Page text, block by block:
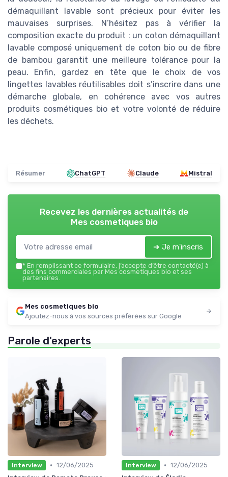
démaquillant lavable sont précieux pour éviter les
mauvaises surprises. N’hésitez pas à vérifier la
composition exacte du produit : un coton démaquillant
lavable composé uniquement de coton bio ou de fibre
de bambou garantit une meilleure tolérance pour la
peau. Enfin, gardez en tête que le choix de vos
lingettes lavables réutilisables doit s’inscrire dans une
démarche globale, en cohérence avec vos autres
produits cosmétiques bio et votre volonté de réduire
les déchets.
Résumer ChatGPT Claude Mistral
Recevez les dernières actualités de
Mes cosmetiques bio
➔ Je m'inscris
* En remplissant ce formulaire, j’accepte d’être contacté(e) à
des fins commerciales par Mes cosmetiques bio et ses
partenaires.
Mes cosmetiques bio
Ajoutez-nous à vos sources préférées sur Google
Parole d'experts
Interview • 12/06/2025
Interview • 12/06/2025